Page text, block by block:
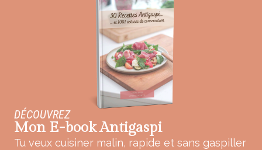
DÉCOUVREZ
Mon E-book Antigaspi
Tu veux cuisiner malin, rapide et sans gaspiller